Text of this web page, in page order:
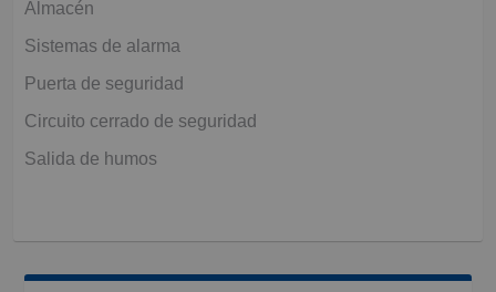
Almacén
Sistemas de alarma
Puerta de seguridad
Circuito cerrado de seguridad
Salida de humos